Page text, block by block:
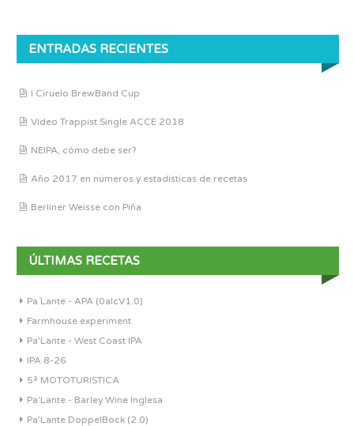
ENTRADAS RECIENTES
I Ciruelo BrewBand Cup
Vídeo Trappist Single ACCE 2018
NEIPA, cómo debe ser?
Año 2017 en números y estadísticas de recetas
Berliner Weisse con Piña
ÚLTIMAS RECETAS
Pa´Lante - APA (0alcV1.0)
Farmhouse experiment
Pa'Lante - West Coast IPA
IPA 8-26
5ª MOTOTURISTICA
Pa'Lante - Barley Wine Inglesa
Pa’Lante DoppelBock (2.0)